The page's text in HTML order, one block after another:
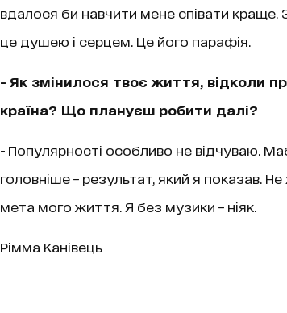
вдалося би навчити мене співати краще.
це душею і серцем. Це його парафія.
- Як змінилося твоє життя, відколи
країна? Що плануєш робити далі?
- Популярності особливо не відчуваю.
головніше – результат, який я показав.
мета мого життя. Я без музики – ніяк.
Рімма Канівець